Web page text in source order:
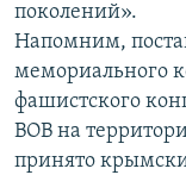
поколений».
Напомним,
мемориального
фашистского
ВОВ на
принято